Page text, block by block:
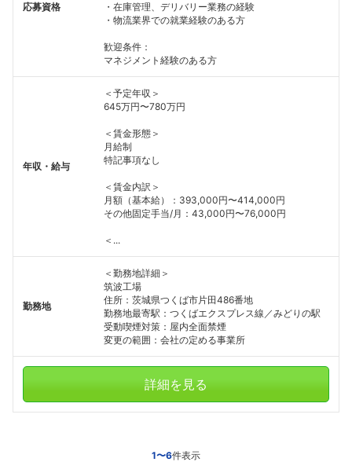
応募資格
・在庫管理、デリバリー業務の経験
・物流業界での就業経験のある方
歓迎条件：
マネジメント経験のある方
年収・給与
＜予定年収＞
645万円〜780万円
＜賃金形態＞
月給制
特記事項なし
＜賃金内訳＞
月額（基本給）：393,000円〜414,000円
その他固定手当/月：43,000円〜76,000円
＜...
勤務地
＜勤務地詳細＞
筑波工場
住所：茨城県つくば市片田486番地
勤務地最寄駅：つくばエクスプレス線／みどりの駅
受動喫煙対策：屋内全面禁煙
変更の範囲：会社の定める事業所
詳細を見る
1〜6件表示